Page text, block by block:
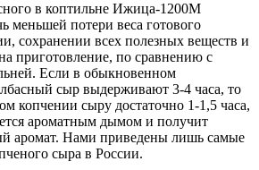
в коптильне Ижица-1200М
меньшей потери веса готового
сохранении всех полезных веществ и
приготовление, по сравнению с
Если в обыкновенном
сыр выдерживают 3-4 часа, то
копчении сыру достаточно 1-1,5 часа,
ароматным дымом и получит
аромат. Нами приведены лишь самые
сыра в России.